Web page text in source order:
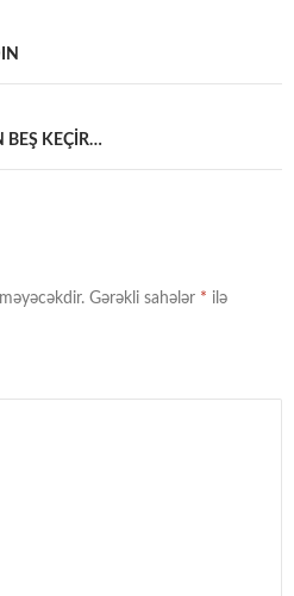
BEŞ KEÇİR…
Gərəkli sahələr * ilə